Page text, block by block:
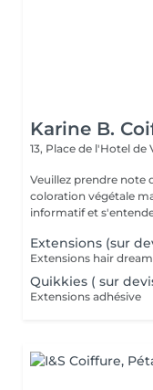
Karine B.
13, Place de l'Hotel de
Veuillez prendre note
coloration végétale marcapar sont
informatif et
Extensions (sur
Extensions hair dream
Quikkies ( sur
Extensions adhésive